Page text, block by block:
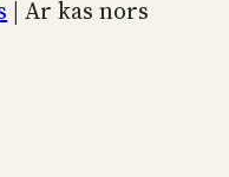
| Ar kas nors